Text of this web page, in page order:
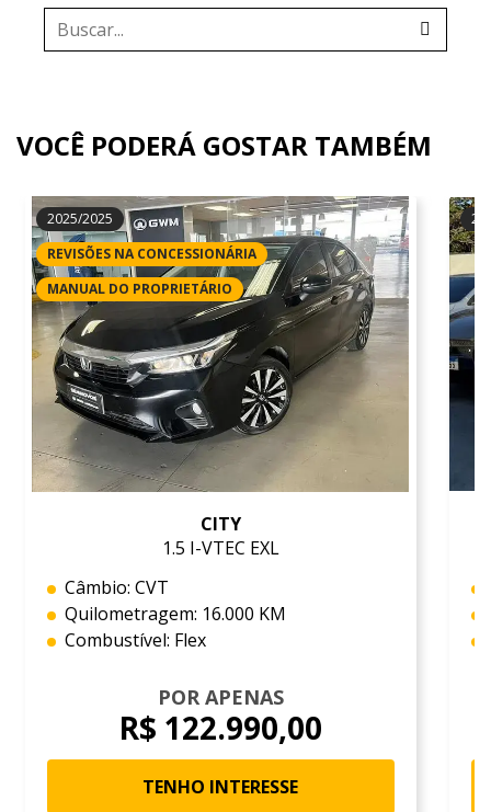
VOCÊ PODERÁ GOSTAR TAMBÉM
2025/2025
REVISÕES NA CONCESSIONÁRIA
MANUAL DO PROPRIETÁRIO
CITY
1.5 I-VTEC EXL
Câmbio: CVT
Quilometragem: 16.000 KM
Combustível: Flex
POR APENAS
R$ 122.990,00
TENHO INTERESSE